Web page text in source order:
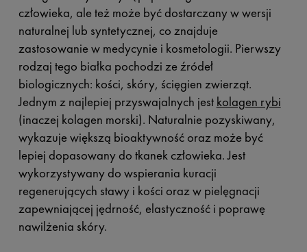
człowieka, ale też może być dostarczany w wersji
naturalnej lub syntetycznej, co znajduje
zastosowanie w medycynie i kosmetologii. Pierwszy
rodzaj tego białka pochodzi ze źródeł
biologicznych: kości, skóry, ścięgien zwierząt.
Jednym z najlepiej przyswajalnych jest kolagen rybi
(inaczej kolagen morski). Naturalnie pozyskiwany,
wykazuje większą bioaktywność oraz może być
lepiej dopasowany do tkanek człowieka. Jest
wykorzystywany do wspierania kuracji
regenerujących stawy i kości oraz w pielęgnacji
zapewniającej jędrność, elastyczność i poprawę
nawilżenia skóry.